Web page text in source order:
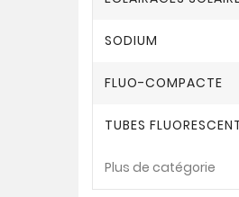
SODIUM
FLUO-COMPACTE
TUBES
Plus de catégorie